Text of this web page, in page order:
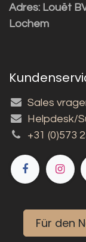
Adres: Louët
Lochem
Sales
Helpdesk/
+31 (0)573
Für den